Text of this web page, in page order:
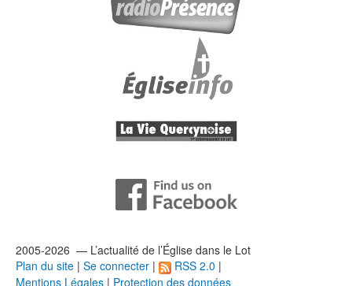
2005-2026 — L’actualité de l’Église dans le Lot
Plan du site | Se connecter | RSS 2.0 |
Mentions Légales | Protection des données